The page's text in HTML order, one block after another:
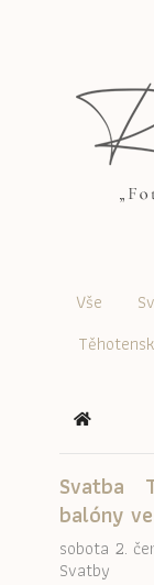
Vše
Home
Svatba
balóny
sobota 2.
Svatby